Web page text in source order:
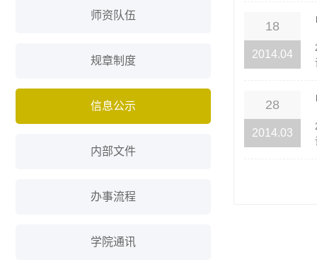
师资队伍
规章制度
信息公示
内部文件
办事流程
学院通讯
18
2014.04
28
2014.03